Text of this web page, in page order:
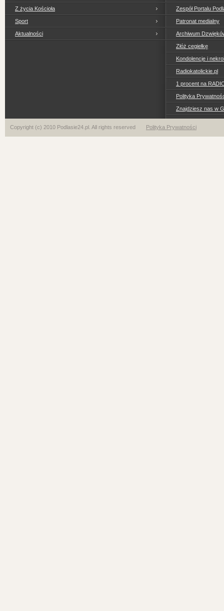
Z życia Kościoła
Sport
Aktualności
Zespół Portalu
Patronat medialny
Archiwum
Złóż cegiełkę
Kondolencje i
Radiokatolickie.pl
1 procent na
Polityka
Znajdziesz nas w
Copyright (c) 2010 Podlasie24.pl. All rights reserved Polityka Prywatności